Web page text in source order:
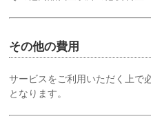
その他の費用
サービスをご利用いただく上で
となります。